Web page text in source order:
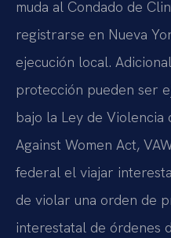
muda al Condado de
registrarse en Nueva
ejecución local.
protección pueden ser
bajo la Ley de
Against Women Act,
federal el viajar
de violar una orden de
interestatal de órdenes